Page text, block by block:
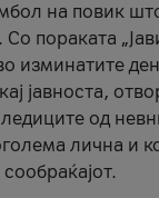
на повик
Со пораката
изминатите
јавноста,
од
лична и